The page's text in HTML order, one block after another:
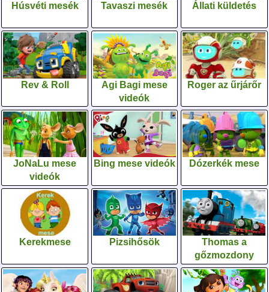
Húsvéti mesék Tavaszi mesék Állati küldetés
Rev & Roll
Agi Bagi mese
videók
Roger az űrjárőr
JoNaLu mese
videók
Bing mese videók Dózerkék mese
Kerekmese Pizsihősök
Thomas a
gőzmozdony